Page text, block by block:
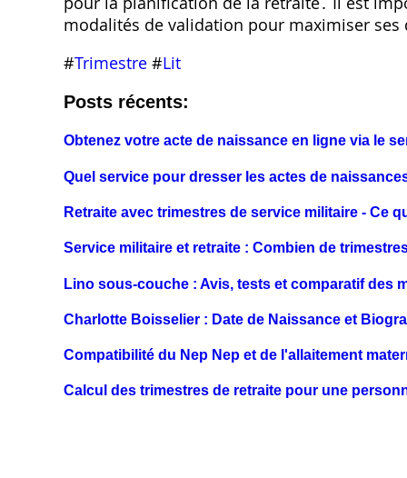
modalités de validation pour maximiser ses
#Trimestre #Lit
Posts récents:
Obtenez votre acte de naissance en ligne via le
Quel service pour dresser les actes de
Retraite avec trimestres de service militaire - Ce
Service militaire et retraite : Combien de
Lino sous-couche : Avis, tests et comparatif des
Charlotte Boisselier : Date de Naissance et
Compatibilité du Nep Nep et de l'allaitement
Calcul des trimestres de retraite pour une